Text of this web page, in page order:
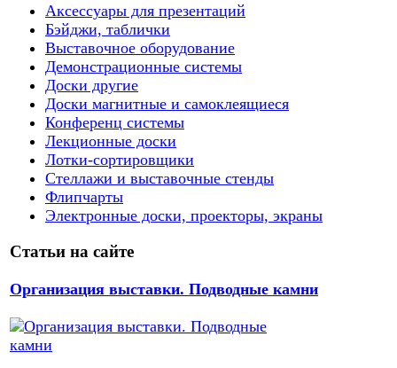
Аксессуары для презентаций
Бэйджи, таблички
Выставочное оборудование
Демонстрационные системы
Доски другие
Доски магнитные и самоклеящиеся
Конференц системы
Лекционные доски
Лотки-сортировщики
Стеллажи и выставочные стенды
Флипчарты
Электронные доски, проекторы, экраны
Статьи на сайте
Организация выставки. Подводные камни